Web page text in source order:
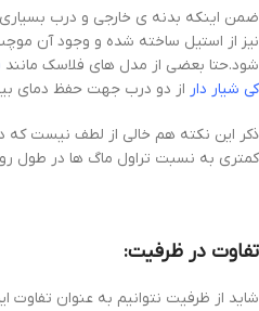
ضمن اینکه بدنه ی خارجی و درب
نیز از استیل ساخته شده و وجود آن
شود.حتا بعضی از مدل های فلاسک مانند
کی شیار دار از دو درب جهت حفظ دمای
ذکر این نکته هم خالی از لطف نیست که
کمتری به نسبت تراول ماگ ها در طول
تفاوت در ظرفیت:
شاید از ظرفیت نتوانیم به عنوان تفاوت